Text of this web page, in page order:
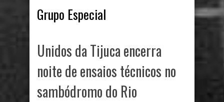
Grupo Especial
Unidos da Tijuca encerra
noite de ensaios técnicos no
sambódromo do Rio